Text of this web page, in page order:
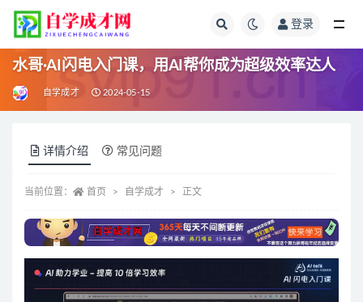
登录
水哥·AI闪电入门课，用AI帮你成为超级效率达人
自学成才 2024-05-15
详情介绍 常见问题
当前位置： 首页 自学成才 正文